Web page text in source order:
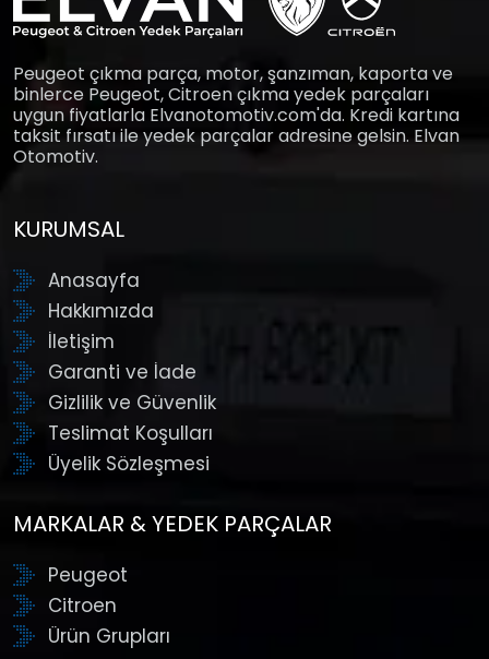
Peugeot çıkma parça, motor, şanzıman, kaporta ve
binlerce Peugeot, Citroen çıkma yedek parçaları
uygun fiyatlarla Elvanotomotiv.com'da. Kredi kartına
taksit fırsatı ile yedek parçalar adresine gelsin. Elvan
Otomotiv.
KURUMSAL
Anasayfa
Hakkımızda
İletişim
Garanti ve İade
Gizlilik ve Güvenlik
Teslimat Koşulları
Üyelik Sözleşmesi
MARKALAR & YEDEK PARÇALAR
Peugeot
Citroen
Ürün Grupları